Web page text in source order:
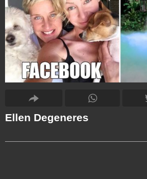
Ellen Degeneres